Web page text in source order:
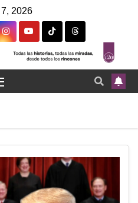
2026